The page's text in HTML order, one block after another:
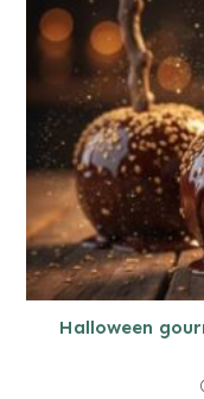
Halloween